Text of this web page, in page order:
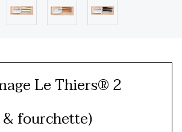
Le Thiers® 2
fourchette)